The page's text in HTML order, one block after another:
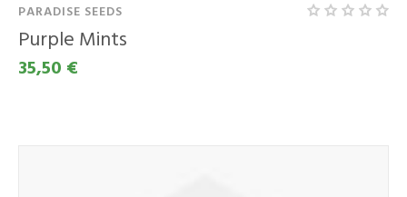
PARADISE SEEDS
Purple Mints
35,50 €